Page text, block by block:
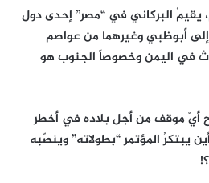
البركاني في “مصر” إحدى دول
أبوظبي وغيرهما من عواصم
في اليمن وخصوصاً الجنوب هو
أيّ موقف من أجل بلاده في أخطر
يبتكرُ المؤتمر “بطولاته” وينصّبه